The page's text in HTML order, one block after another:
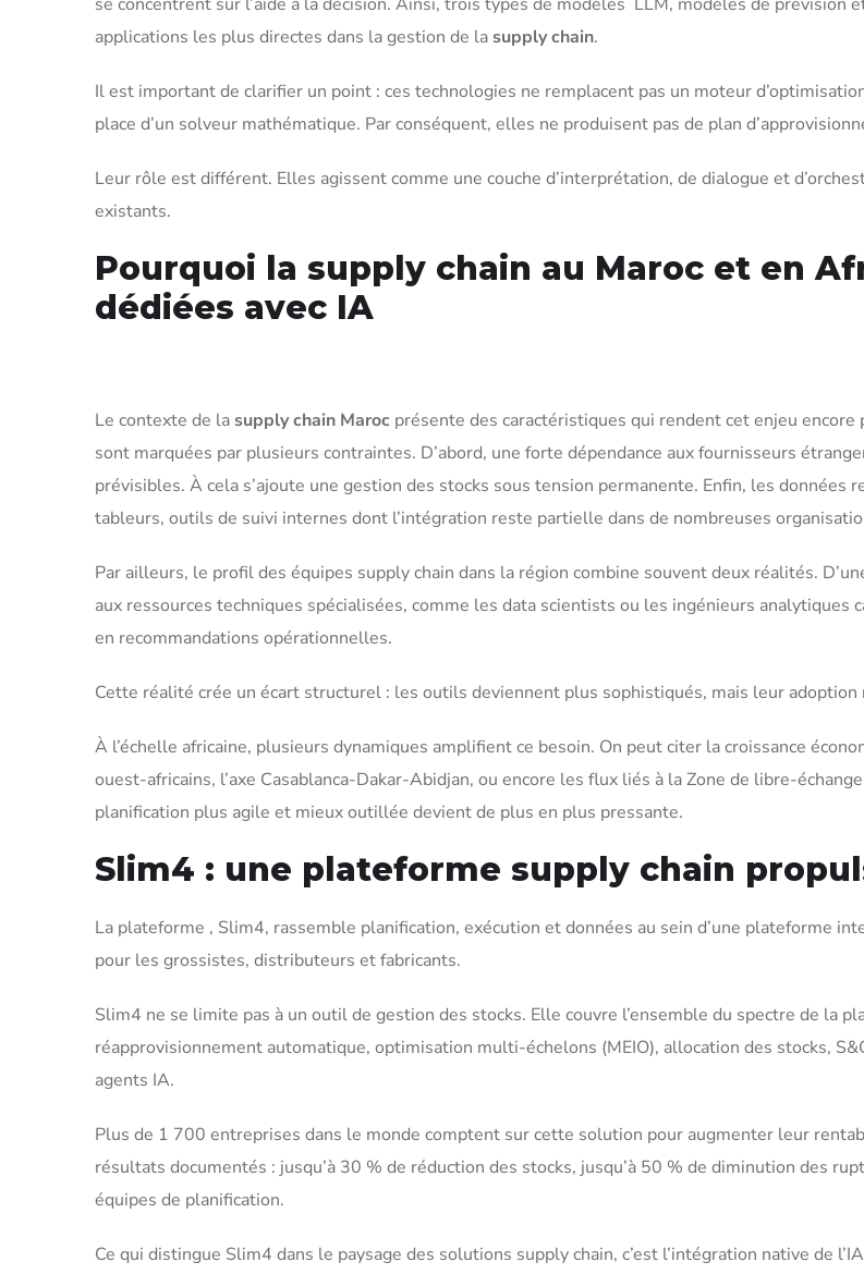
applications les plus directes dans la gestion de la supply chain.
Il est important de clarifier un point : ces technologies ne remplacent pas un moteur
place d’un solveur mathématique. Par conséquent, elles ne produisent pas de plan
Leur rôle est différent. Elles agissent comme une couche d’interprétation, de dialogue et
existants.
Pourquoi la supply chain au Maroc et en
dédiées avec IA
Le contexte de la supply chain Maroc présente des caractéristiques qui rendent cet enjeu
sont marquées par plusieurs contraintes. D’abord, une forte dépendance aux fournisseurs
prévisibles. À cela s’ajoute une gestion des stocks sous tension permanente. Enfin, les données
tableurs, outils de suivi internes dont l’intégration reste partielle dans de nombreuses
Par ailleurs, le profil des équipes supply chain dans la région combine souvent deux réalités.
aux ressources techniques spécialisées, comme les data scientists ou les ingénieurs
en recommandations opérationnelles.
Cette réalité crée un écart structurel : les outils deviennent plus sophistiqués, mais leur adoption
À l’échelle africaine, plusieurs dynamiques amplifient ce besoin. On peut citer la croissance
ouest-africains, l’axe Casablanca-Dakar-Abidjan, ou encore les flux liés à la Zone de libre-
planification plus agile et mieux outillée devient de plus en plus pressante.
Slim4 : une plateforme supply chain
La plateforme , Slim4, rassemble planification, exécution et données au sein d’une plateforme
pour les grossistes, distributeurs et fabricants.
Slim4 ne se limite pas à un outil de gestion des stocks. Elle couvre l’ensemble du spectre de la
réapprovisionnement automatique, optimisation multi-échelons (MEIO), allocation des stocks,
agents IA.
Plus de 1 700 entreprises dans le monde comptent sur cette solution pour augmenter leur
résultats documentés : jusqu’à 30 % de réduction des stocks, jusqu’à 50 % de diminution des
équipes de planification.
Ce qui distingue Slim4 dans le paysage des solutions supply chain, c’est l’intégration native de